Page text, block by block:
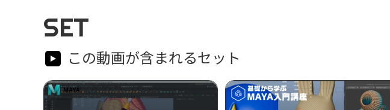
SET
この動画が含まれるセット